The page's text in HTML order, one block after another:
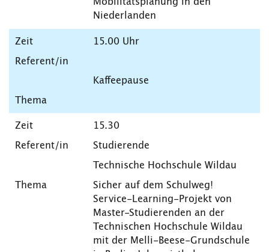
Mobilitätsplanung in den
Niederlanden
15.00 Uhr
Kaffeepause
15.30
Studierende
Technische Hochschule Wildau
Sicher auf dem Schulweg!
Service-Learning-Projekt von
Master-Studierenden an der
Technischen Hochschule Wildau
mit der Melli-Beese-Grundschule